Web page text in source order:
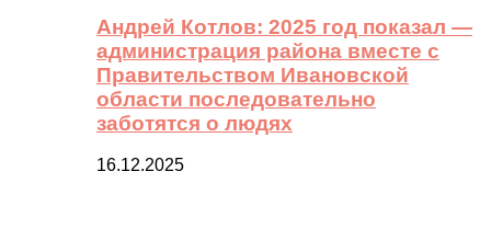
Андрей Котлов: 2025 год показал —
администрация района вместе с
Правительством Ивановской
области последовательно
заботятся о людях
16.12.2025